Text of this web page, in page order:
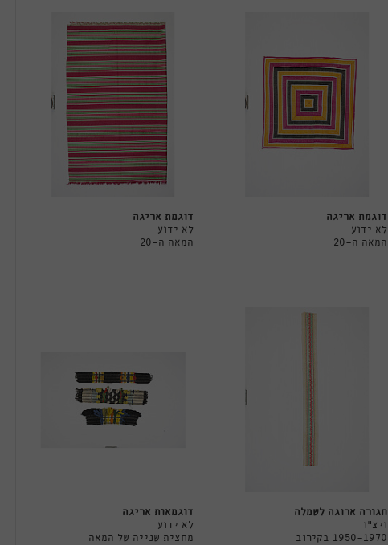
דוגמת אריגה
לא ידוע
המאה ה-20
דוגמת אריגה
לא ידוע
המאה ה-20
חגורה ארוגה לשמלה
ויצ"ו
1950-1970 בקירוב
דוגמאות אריגה
לא ידוע
מחצית שנייה של המאה